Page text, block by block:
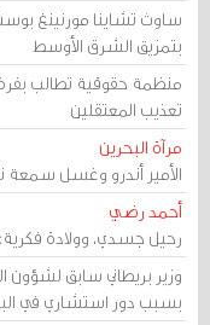
ساوث تشاينا مورنينغ
بتمزيق الشرق الأوسط
منظمة حقوقية تطالب
تعذيب المعتقلين
مرآة البحرين
الأمير أندرو وغسل سمعة
أحمد رضي
رحيل جسدي، وولادة فكرية:
وزير بريطاني سابق
بسبب دور استشاري في